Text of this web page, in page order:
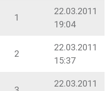
1
22.03.2011
19:04
2
22.03.2011
15:37
22.03.2011